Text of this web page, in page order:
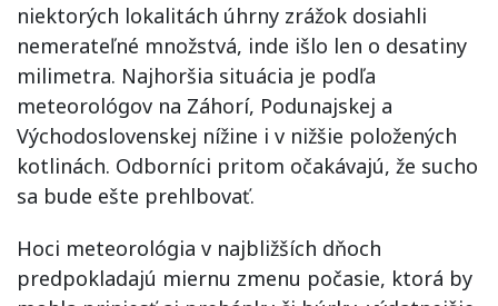
niektorých lokalitách úhrny zrážok dosiahli
nemerateľné množstvá, inde išlo len o desatiny
milimetra. Najhoršia situácia je podľa
meteorológov na Záhorí, Podunajskej a
Východoslovenskej nížine i v nižšie položených
kotlinách. Odborníci pritom očakávajú, že sucho
sa bude ešte prehlbovať.
Hoci meteorológia v najbližších dňoch
predpokladajú miernu zmenu počasie, ktorá by